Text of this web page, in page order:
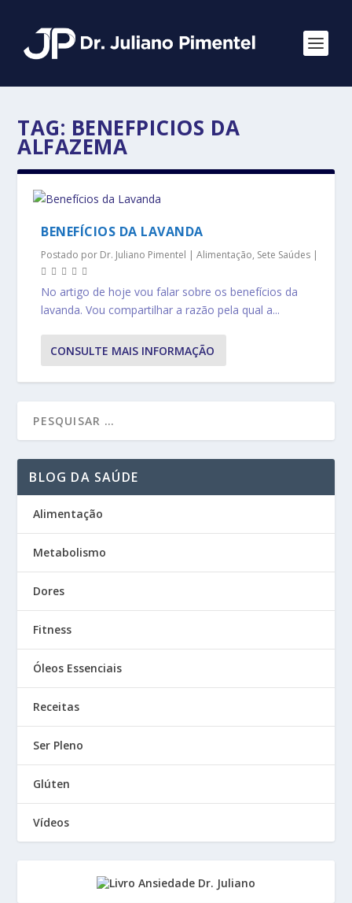
TAG: BENEFPICIOS DA
ALFAZEMA
BENEFÍCIOS DA LAVANDA
Postado por Dr. Juliano Pimentel |Alimentação, Sete Saúdes |
No artigo de hoje vou falar sobre os benefícios da
lavanda. Vou compartilhar a razão pela qual a...
CONSULTE MAIS INFORMAÇÃO
BLOG DA SAÚDE
Alimentação
Metabolismo
Dores
Fitness
Óleos Essenciais
Receitas
Ser Pleno
Glúten
Vídeos